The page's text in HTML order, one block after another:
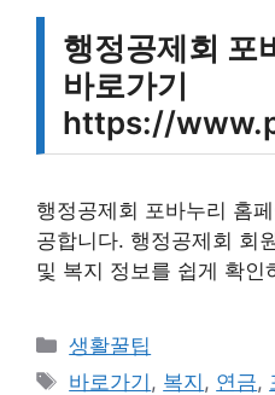
행정공제회 포
바로가기
https://
행정공제회 포바누리 홈
공합니다. 행정공제회 회
및 복지 정보를 쉽게 확인
카
테
생활꿀팁
태
바로가기 , 복지 , 연금,